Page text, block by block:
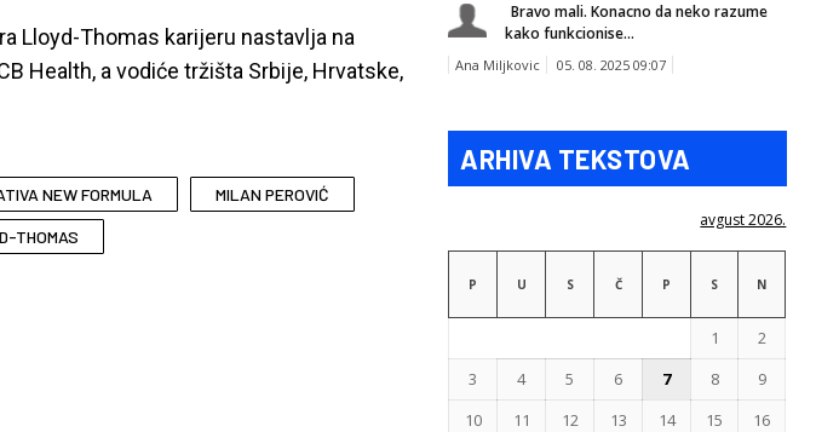
Lloyd-Thomas karijeru nastavlja na
Health, a vodiće tržišta Srbije, Hrvatske,
NEW FORMULA MILAN PEROVIĆ
THOMAS
Bravo mali. Konacno da neko razume
kako funkcionise...
Ana Miljkovic 05. 08. 2025 09:07
ARHIVA TEKSTOVA
avgust 2026.
P U S Č P S N
1
2
3
4 5 6 7 8
9
10
11 12 13 14 15
16